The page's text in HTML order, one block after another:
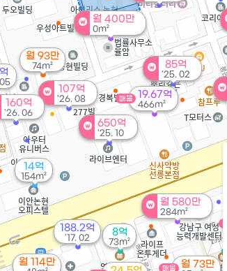
107억
'26. 08
160억
'26. 06
월 73만
매물
8억
73m²
월 400만
0m²
월 114만
19.67억
466m²
매물
월 93만
74m²
650억
'25. 10
14억
154m²
월 580만
284m²
85억
'25. 02
188.2억
'17. 02